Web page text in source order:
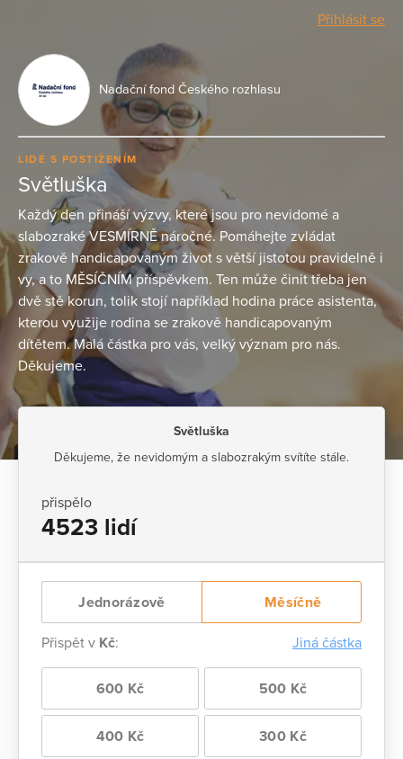
Přihlásit se
Nadační fond Českého rozhlasu
LIDÉ S POSTIŽENÍM
Světluška
Každý den přináší výzvy, které jsou pro nevidomé a
slabozraké VESMÍRNĚ náročné. Pomáhejte zvládat
zrakově handicapovaným život s větší jistotou pravidelně i
vy, a to MĚSÍČNÍM příspěvkem. Ten může činit třeba jen
dvě stě korun, tolik stojí například hodina práce asistenta,
kterou využije rodina se zrakově handicapovaným
dítětem. Malá částka pro vás, velký význam pro nás.
Děkujeme.
Světluška
Děkujeme, že nevidomým a slabozrakým svítíte stále.
přispělo
4523 lidí
Jednorázově Měsíčně
Přispět v Kč: Jiná částka
600 Kč 500 Kč
400 Kč 300 Kč